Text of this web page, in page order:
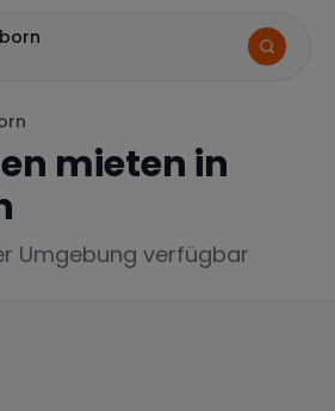
mieten in
Umgebung verfügbar